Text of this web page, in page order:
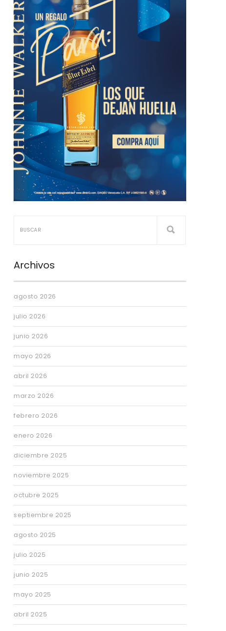
Archivos
agosto 2026
julio 2026
junio 2026
mayo 2026
abril 2026
marzo 2026
febrero 2026
enero 2026
diciembre 2025
noviembre 2025
octubre 2025
septiembre 2025
agosto 2025
julio 2025
junio 2025
mayo 2025
abril 2025